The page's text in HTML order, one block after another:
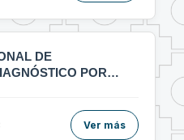
DE
POR
Ver más